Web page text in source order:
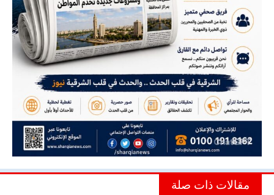
مقالات ذات صلة